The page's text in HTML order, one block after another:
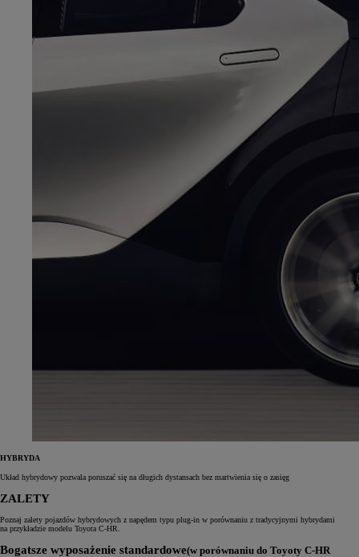
HYBRYDA
Układ hybrydowy pozwala poruszać się na długich dystansach bez martwienia się o zasięg
ZALETY
Poznaj zalety pojazdów hybrydowych z napędem typu plug‑in w porównaniu z tradycyjnymi hybrydami
na przykładzie modelu Toyota C‑HR.
Bogatsze wyposażenie standardowe(w porównaniu do Toyoty C-HR